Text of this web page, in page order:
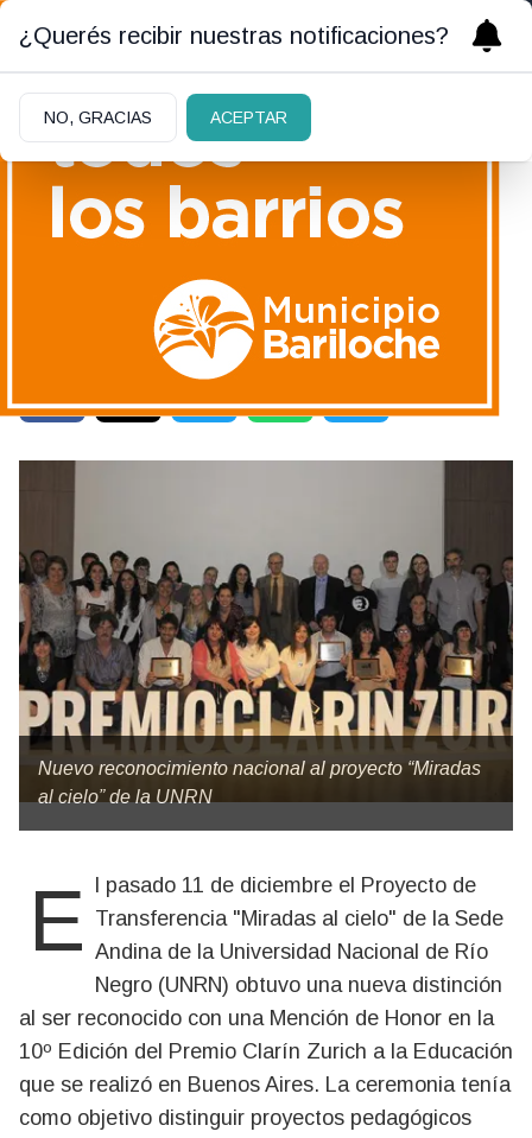
Nuevo reconocimiento
nacional al proyecto
“Miradas al cielo” de la
Nuevo reconocimiento nacional al proyecto “Miradas
al cielo” de la UNRN
El pasado 11 de diciembre el Proyecto de Transferencia "Miradas al cielo" de la Sede
Andina de la Universidad Nacional de Río
Negro (UNRN) obtuvo una nueva distinción
al ser reconocido con una Mención de Honor en la
10º Edición del Premio Clarín Zurich a la Educación
que se realizó en Buenos Aires. La ceremonia tenía
como objetivo distinguir proyectos pedagógicos
¿Querés recibir nuestras notificaciones?
NO, GRACIAS ACEPTAR